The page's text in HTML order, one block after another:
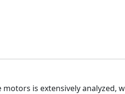
is extensively analyzed,